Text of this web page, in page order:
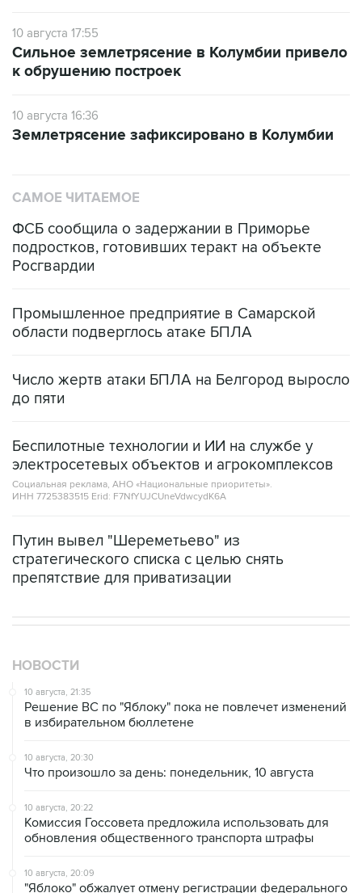
10 августа 17:55
Сильное землетрясение в Колумбии привело
к обрушению построек
10 августа 16:36
Землетрясение зафиксировано в Колумбии
САМОЕ ЧИТАЕМОЕ
ФСБ сообщила о задержании в Приморье
подростков, готовивших теракт на объекте
Росгвардии
Промышленное предприятие в Самарской
области подверглось атаке БПЛА
Число жертв атаки БПЛА на Белгород выросло
до пяти
Беспилотные технологии и ИИ на службе у
электросетевых объектов и агрокомплексов
Социальная реклама, АНО «Национальные приоритеты».
ИНН 7725383515 Erid: F7NfYUJCUneVdwcydK6A
Путин вывел "Шереметьево" из
стратегического списка с целью снять
препятствие для приватизации
НОВОСТИ
10 августа, 21:35
Решение ВС по "Яблоку" пока не повлечет изменений
в избирательном бюллетене
10 августа, 20:30
Что произошло за день: понедельник, 10 августа
10 августа, 20:22
Комиссия Госсовета предложила использовать для
обновления общественного транспорта штрафы
10 августа, 20:09
"Яблоко" обжалует отмену регистрации федерального